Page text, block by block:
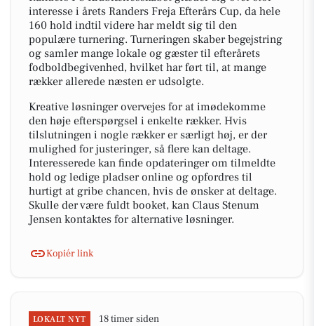
interesse i årets Randers Freja Efterårs Cup, da hele
160 hold indtil videre har meldt sig til den
populære turnering. Turneringen skaber begejstring
og samler mange lokale og gæster til efterårets
fodboldbegivenhed, hvilket har ført til, at mange
rækker allerede næsten er udsolgte.
Kreative løsninger overvejes for at imødekomme
den høje efterspørgsel i enkelte rækker. Hvis
tilslutningen i nogle rækker er særligt høj, er der
mulighed for justeringer, så flere kan deltage.
Interesserede kan finde opdateringer om tilmeldte
hold og ledige pladser online og opfordres til
hurtigt at gribe chancen, hvis de ønsker at deltage.
Skulle der være fuldt booket, kan Claus Stenum
Jensen kontaktes for alternative løsninger.
Kopiér link
LOKALT NYT 18 timer siden